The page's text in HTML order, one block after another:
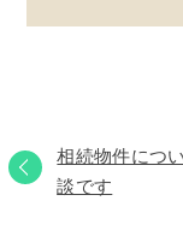
相続物件につ
談です